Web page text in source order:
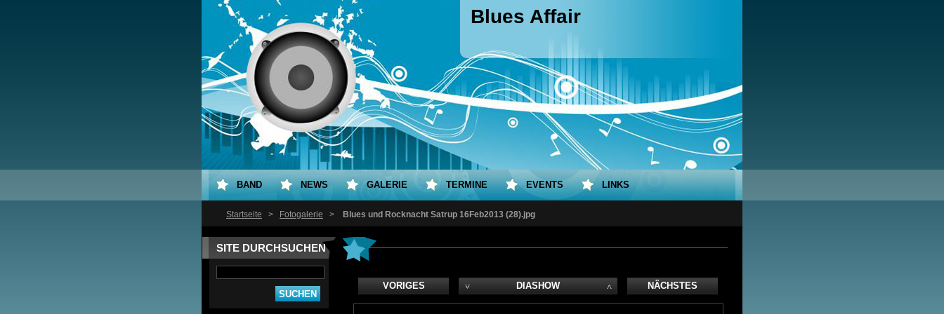
Blues Affair
Startseite > Fotogalerie > Blues und Rocknacht Satrup 16Feb2013 (28).jpg
SITE DURCHSUCHEN
VORIGES DIASHOW NÄCHSTES
BAND NEWS GALERIE TERMINE EVENTS LINKS